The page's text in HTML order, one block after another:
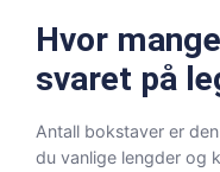
Hvor
svaret på
Antall bokstaver er
du vanlige lengder og